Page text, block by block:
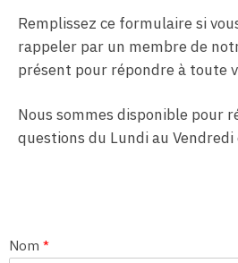
Remplissez ce formulaire si
rappeler par un membre de
présent pour répondre à toute
Nous sommes disponible pour
questions du Lundi au
Nom *